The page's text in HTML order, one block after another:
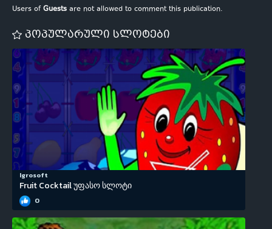
Users ofGuests are not allowed to comment this publication.
პოპულარული სლოტები
Igrosoft
Fruit Cocktail უფასო სლოტი
0